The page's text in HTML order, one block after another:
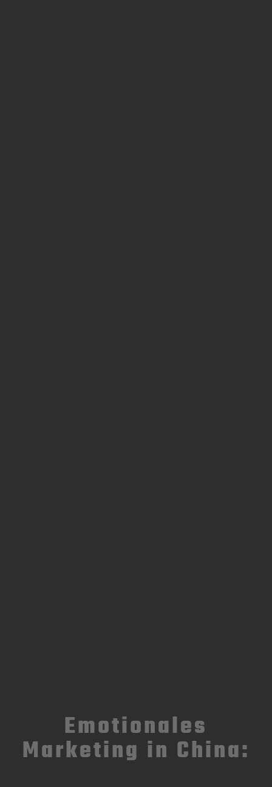
Emotionales
Marketing in China: